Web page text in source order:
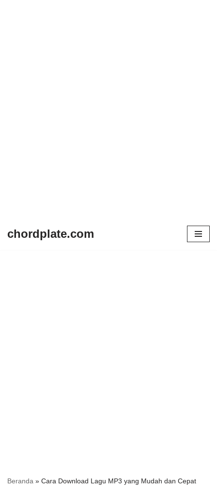
chordplate.com
Beranda » Cara Download Lagu MP3 yang Mudah dan Cepat